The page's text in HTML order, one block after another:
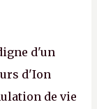
d'un
d'Ion
de vie